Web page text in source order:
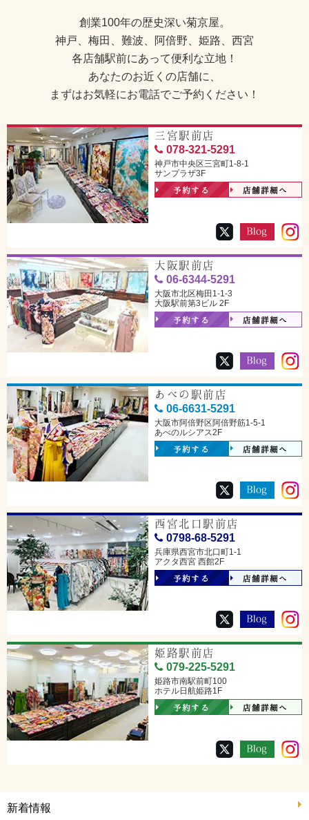
創業100年の歴史深い菊京屋。
神戸、梅田、難波、阿倍野、姫路、西宮
各店舗駅前にあって便利な立地！
あなたのお近くの店舗に、
まずはお気軽にお電話でご予約ください！
三宮駅前店
078-321-5291
神戸市中央区三宮町1-8-1
サンプラザ3F
予約する 店舗詳細へ
大阪駅前店
06-6344-5291
大阪市北区梅田1-1-3
大阪駅前第3ビル 2F
予約する 店舗詳細へ
あべの駅前店
06-6631-5291
大阪市阿倍野区阿倍野筋1-5-1
あべのルシアス2F
予約する 店舗詳細へ
西宮北口駅前店
0798-68-5291
兵庫県西宮市北口町1-1
アクタ西宮 西館2F
予約する 店舗詳細へ
姫路駅前店
079-225-5291
姫路市南駅前町100
ホテル日航姫路1F
予約する 店舗詳細へ
新着情報